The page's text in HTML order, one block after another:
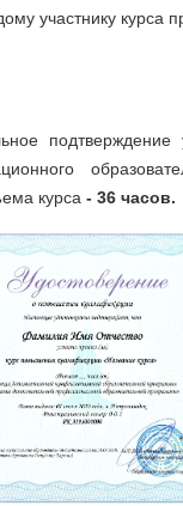
участнику курса
курса - 36 часов.